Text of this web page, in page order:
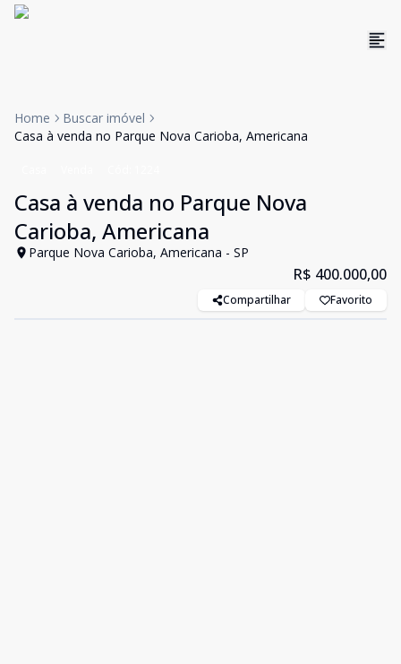
Home
Buscar imóvel
Casa à venda no Parque Nova Carioba, Americana
Casa à venda no Parque Nova
Carioba, Americana
Parque Nova Carioba, Americana - SP
R$ 400.000,00
Compartilhar Favorito